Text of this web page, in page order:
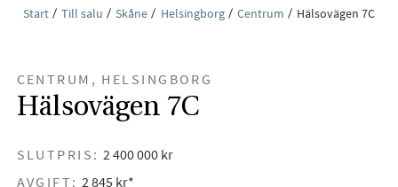
Start Till salu Skåne Helsingborg Centrum Hälsovägen 7C
CENTRUM, HELSINGBORG
Hälsovägen 7C
SLUTPRIS: 2 400 000 kr
AVGIFT: 2 845 kr*